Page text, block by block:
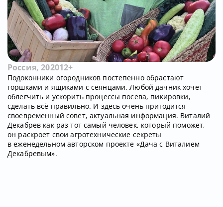
Россия, 202012+
Подоконники огородников постепенно обрастают
горшками и ящиками с сеянцами. Любой дачник хочет
облегчить и ускорить процессы посева, пикировки,
сделать всё правильно. И здесь очень пригодится
своевременный совет, актуальная информация. Виталий
Декабрев как раз тот самый человек, который поможет,
он раскроет свои агротехнические секреты
в еженедельном авторском проекте «Дача с Виталием
Декабревым».